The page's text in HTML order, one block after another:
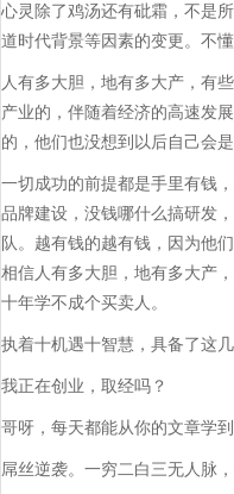
心灵除了鸡汤还有砒霜，不是
道时代背景等因素的变更。不
人有多大胆，地有多大产，有
产业的，伴随着经济的高速发
的，他们也没想到以后自己会
一切成功的前提都是手里有钱
品牌建设，没钱哪什么搞研发
队。越有钱的越有钱，因为他
相信人有多大胆，地有多大产
十年学不成个买卖人。
执着十机遇十智慧，具备了这
我正在创业，取经吗？
哥呀，每天都能从你的文章学
屌丝逆袭。一穷二白三无人脉